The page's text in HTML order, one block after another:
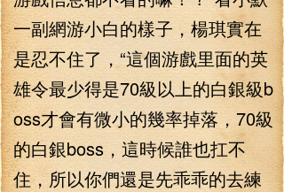
一副網游小白的樣子，楊琪實在
是忍不住了，“這個游戲里面的英
雄令最少得是70級以上的白銀級b
oss才會有微小的幾率掉落，70級
的白銀boss，這時候誰也扛不
住，所以你們還是先乖乖的去練